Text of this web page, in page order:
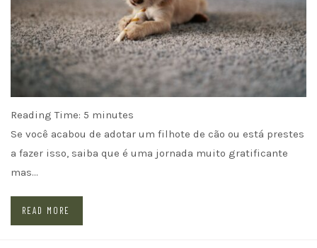
Reading Time: 5 minutes
Se você acabou de adotar um filhote de cão ou está prestes
a fazer isso, saiba que é uma jornada muito gratificante
mas…
READ MORE